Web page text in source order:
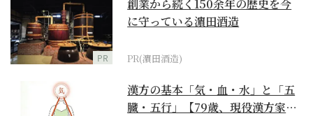
PR
創業から続く150余年の歴史を今
に守っている濵田酒造
PR(濵田酒造)
漢方の基本「気・血・水」と「五
臓・五行」【79歳、現役漢方家の